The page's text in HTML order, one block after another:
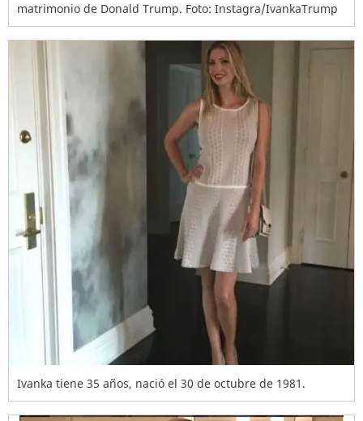
matrimonio de Donald Trump. Foto: Instagra/IvankaTrump
Ivanka tiene 35 años, nació el 30 de octubre de 1981.